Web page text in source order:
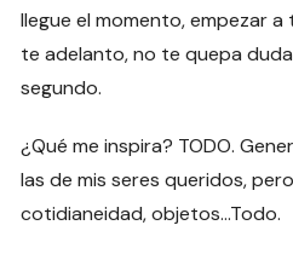
llegue el momento, empezar
te adelanto, no te quepa
segundo.
¿Qué me inspira? TODO.
las de mis seres queridos,
cotidianeidad, objetos…Todo.